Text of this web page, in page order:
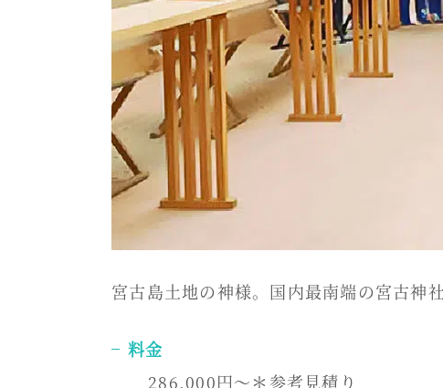
宮古島土地の神様。国内最南端の宮古神
料金
286,000円～＊参考見積り